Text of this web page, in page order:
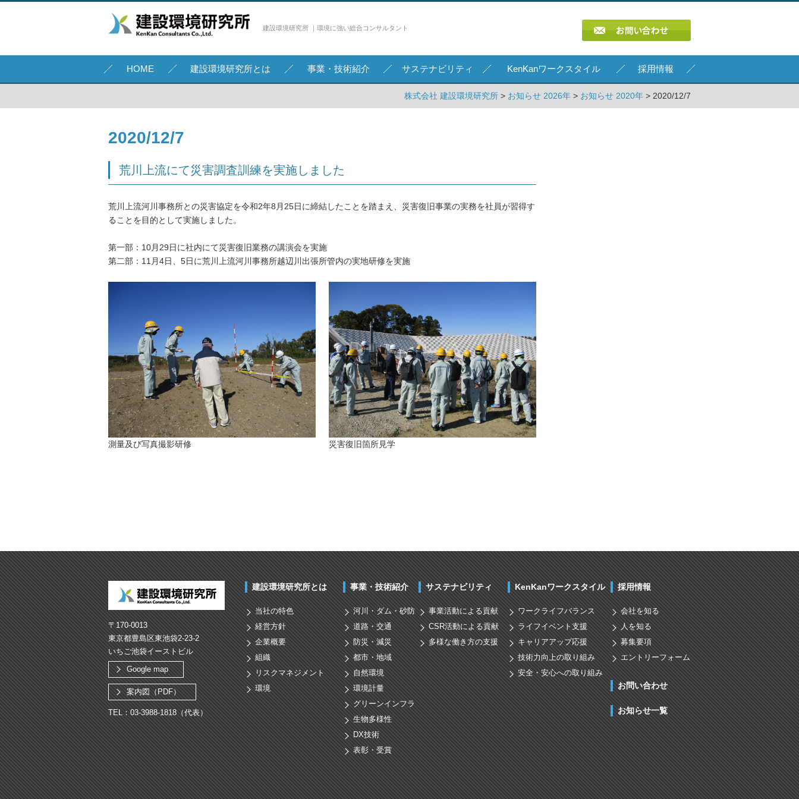
建設環境研究所 ｜環境に強い総合コンサルタント
HOME 建設環境研究所とは 事業・技術紹介 サステナビリティ KenKanワークスタイル 採用情報
株式会社 建設環境研究所 > お知らせ 2026年 > お知らせ 2020年 > 2020/12/7
2020/12/7
荒川上流にて災害調査訓練を実施しました
荒川上流河川事務所との災害協定を令和2年8月25日に締結したことを踏まえ、災害復旧事業の実務を社員が習得す
ることを目的として実施しました。
第一部：10月29日に社内にて災害復旧業務の講演会を実施
第二部：11月4日、5日に荒川上流河川事務所越辺川出張所管内の実地研修を実施
測量及び写真撮影研修 災害復旧箇所見学
〒170-0013
東京都豊島区東池袋2-23-2
いちご池袋イーストビル
Google map
案内図（PDF）
TEL：03-3988-1818（代表）
建設環境研究所とは
当社の特色
経営方針
企業概要
組織
リスクマネジメント
環境
事業・技術紹介
河川・ダム・砂防
道路・交通
防災・減災
都市・地域
自然環境
環境計量
グリーンインフラ
生物多様性
DX技術
表彰・受賞
サステナビリティ
事業活動による貢献
CSR活動による貢献
多様な働き方の支援
KenKanワークスタイル
ワークライフバランス
ライフイベント支援
キャリアアップ応援
技術力向上の取り組み
安全・安心への取り組み
採用情報
会社を知る
人を知る
募集要項
エントリーフォーム
お問い合わせ
お知らせ一覧